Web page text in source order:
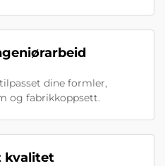
dine formler,
og fabrikkoppsett.
kvalitet